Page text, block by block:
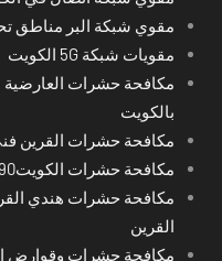
مقوي شبكة البر مناطق
مقويات شبكة 5G الكويت
مكافحة حشرات
بالكويت
مكافحة حشرات القرين فني
مكافحة حشرات الكويت55306090
مكافحة حشرات هندي
القرين
مكافحة حشرات وقوارض